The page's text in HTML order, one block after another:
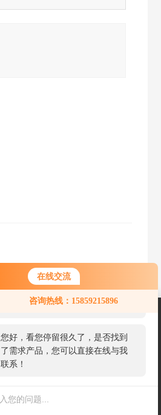
在线交流
咨询热线：15859215896
您好！欢迎前来咨询，很高兴为您
服务，请问您要咨询什么问题呢？
您好，看您停留很久了，是否找到
了需求产品，您可以直接在线与我
联系！